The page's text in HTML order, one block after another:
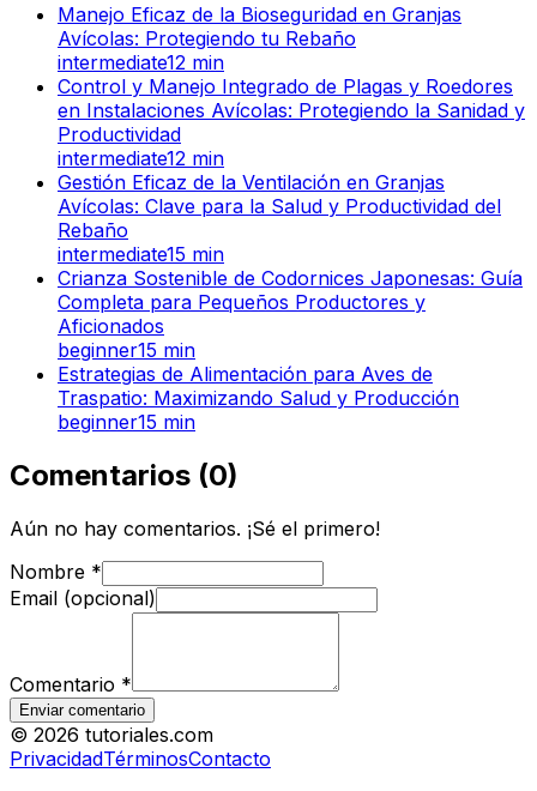
Manejo Eficaz de la Bioseguridad en Granjas
Avícolas: Protegiendo tu Rebaño
intermediate12 min
Control y Manejo Integrado de Plagas y Roedores
en Instalaciones Avícolas: Protegiendo la Sanidad y
Productividad
intermediate12 min
Gestión Eficaz de la Ventilación en Granjas
Avícolas: Clave para la Salud y Productividad del
Rebaño
intermediate15 min
Crianza Sostenible de Codornices Japonesas: Guía
Completa para Pequeños Productores y
Aficionados
beginner15 min
Estrategias de Alimentación para Aves de
Traspatio: Maximizando Salud y Producción
beginner15 min
Comentarios (0)
Aún no hay comentarios. ¡Sé el primero!
Nombre *
Email (opcional)
Comentario *
Enviar comentario
© 2026 tutoriales.com
PrivacidadTérminosContacto